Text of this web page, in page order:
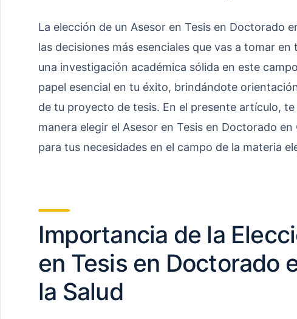
La elección de un Asesor en Tesis en Doctorado
las decisiones más esenciales que vas a tomar
una investigación académica sólida en este
papel esencial en tu éxito, brindándote
de tu proyecto de tesis. En el presente artículo,
manera elegir el Asesor en Tesis en Doctorado en
para tus necesidades en el campo de la materia
Importancia de la
en Tesis en Doctorado
la Salud